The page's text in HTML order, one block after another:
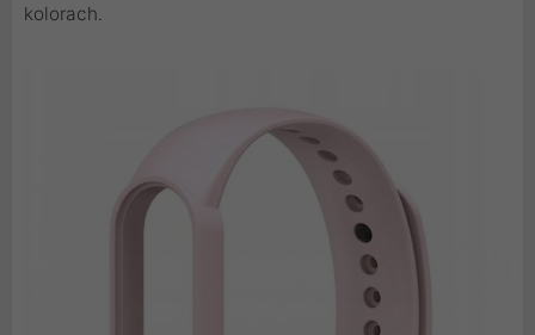
kolorach.